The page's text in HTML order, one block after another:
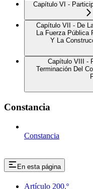
Capítulo VI -
Capítulo VII - De
La Fuerza Pública
Y La
Capítulo VIII -
Terminación Del
Constancia
Constancia
En esta página
Artículo 200.º